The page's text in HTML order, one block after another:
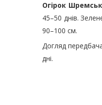
Огірок
45–50 днів.
90–100 см.
Догляд
дні.